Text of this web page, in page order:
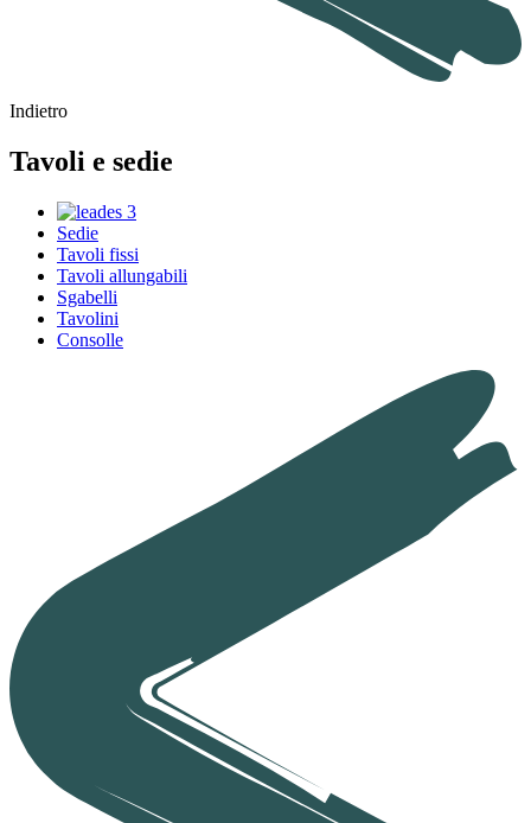
Indietro
Tavoli e sedie
Sedie
Tavoli fissi
Tavoli allungabili
Sgabelli
Tavolini
Consolle